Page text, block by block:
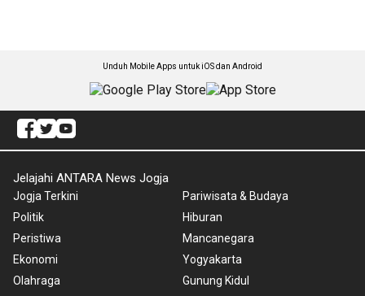
Unduh Mobile Apps untuk iOS dan Android
Jelajahi ANTARA News Jogja
Jogja Terkini
Politik
Peristiwa
Ekonomi
Olahraga
Pariwisata & Budaya
Hiburan
Mancanegara
Yogyakarta
Gunung Kidul